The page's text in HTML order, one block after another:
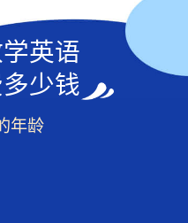
英语
少钱
年龄